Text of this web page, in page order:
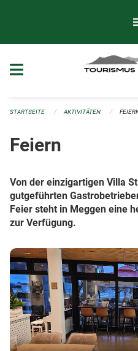
STARTSEITE AKTIVITÄTEN
Feiern
Von der einzigartigen Villa
gutgeführten
Feier steht in Meggen eine
zur Verfügung.